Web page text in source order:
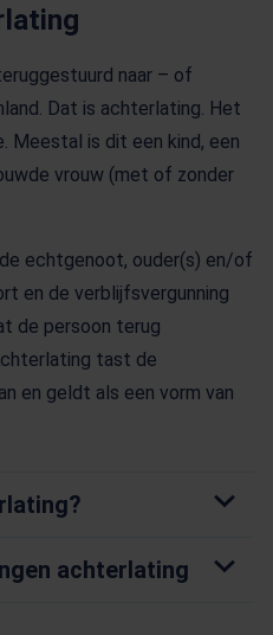
naar – of
Dat is achterlating. Het
Meestal is dit een kind, een
vrouw (met of zonder
echtgenoot, ouder(s) en/of
en de verblijfsvergunning
de persoon terug
tast de
en geldt als een vorm van
in het buitenland in een
achterlating